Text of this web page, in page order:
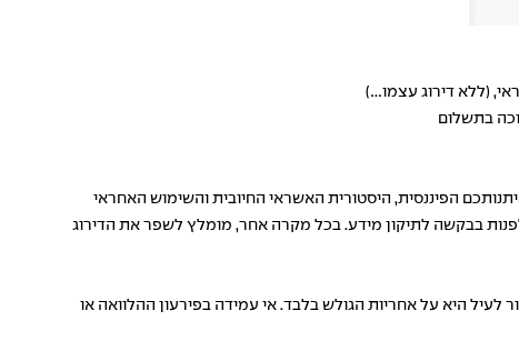
(ללא דירוג עצמו...)
הפיננסית, היסטורית האשראי החיובית והשימוש האחראי
בבקשה לתיקון מידע. בכל מקרה אחר, מומלץ לשפר את הדירוג
היא על אחריות הגולש בלבד. אי עמידה בפירעון ההלוואה או